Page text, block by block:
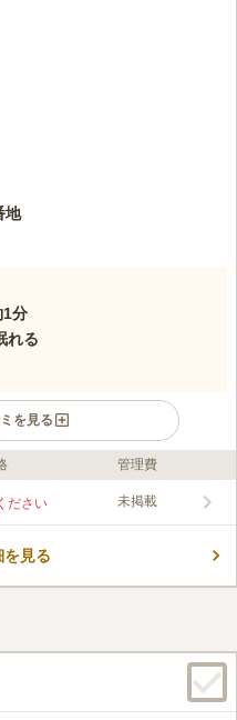
地
1分
れる
を見る
地です。 「三笠山自然公園」や
は田んぼとかぼちゃ畑が広がっ
いお墓です。
管理費
ださい 未掲載
を見る